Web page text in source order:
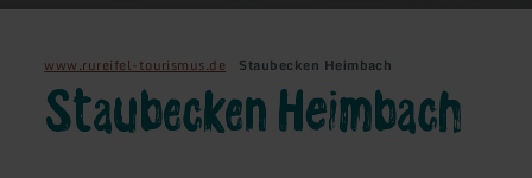
www.rureifel-tourismus.de Staubecken Heimbach
Staubecken Heimbach